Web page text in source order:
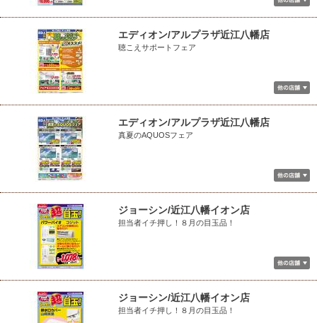
エディオン/アルプラザ近江八幡店
聴こえサポートフェア
エディオン/アルプラザ近江八幡店
真夏のAQUOSフェア
ジョーシン/近江八幡イオン店
担当者イチ押し！８月の目玉品！
ジョーシン/近江八幡イオン店
担当者イチ押し！８月の目玉品！